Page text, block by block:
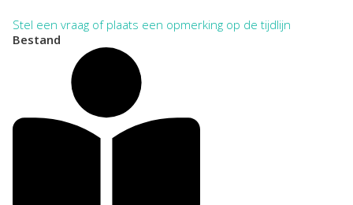
Stel een vraag of plaats een opmerking op de tijdlijn
Bestand